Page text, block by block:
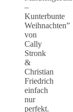
–
Kunterbunte
Weihnachten”
von
Cally
Stronk
&
Christian
Friedrich
einfach
nur
perfekt.